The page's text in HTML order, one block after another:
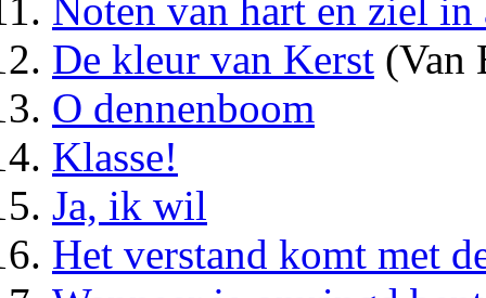
Noten van hart en ziel in
De kleur van Kerst (Van
O dennenboom
Klasse!
Ja, ik wil
Het verstand komt met